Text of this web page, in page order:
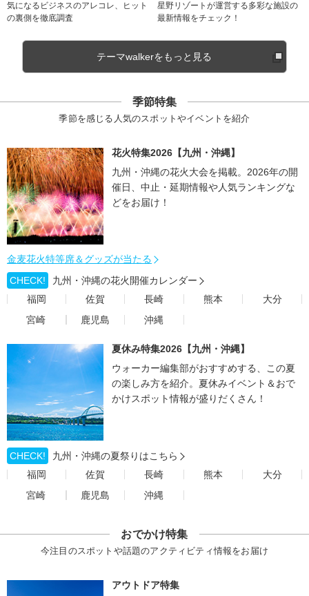
気になるビジネスのアレコレ、ヒット
の裏側を徹底調査
星野リゾートが運営する多彩な施設の
最新情報をチェック！
テーマwalkerをもっと見る
季節特集
季節を感じる人気のスポットやイベントを紹介
花火特集2026【九州・沖縄】
九州・沖縄の花火大会を掲載。2026年の開
催日、中止・延期情報や人気ランキングな
どをお届け！
金麦花火特等席＆グッズが当たる
CHECK!
九州・沖縄の花火開催カレンダー
福岡
佐賀 長崎 熊本
大分
宮崎
鹿児島 沖縄
夏休み特集2026【九州・沖縄】
ウォーカー編集部がおすすめする、この夏
の楽しみ方を紹介。夏休みイベント＆おで
かけスポット情報が盛りだくさん！
CHECK!
九州・沖縄の夏祭りはこちら
福岡
佐賀 長崎 熊本
大分
宮崎
鹿児島 沖縄
おでかけ特集
今注目のスポットや話題のアクティビティ情報をお届け
アウトドア特集